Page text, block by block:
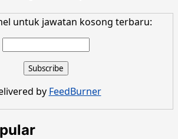
untuk jawatan kosong terbaru:
by FeedBurner